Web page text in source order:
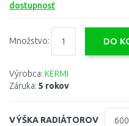
dostupnosť
Množstvo:
Výrobca: KERMI
Záruka: 5 rokov
VÝŠKA RADIÁTOROV 600